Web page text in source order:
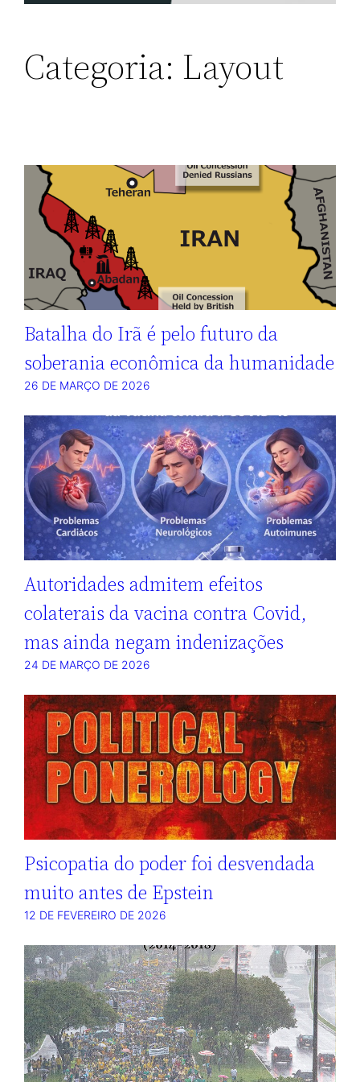
Categoria: Layout
Batalha do Irã é pelo futuro da
soberania econômica da humanidade
26 DE MARÇO DE 2026
Autoridades admitem efeitos
colaterais da vacina contra Covid,
mas ainda negam indenizações
24 DE MARÇO DE 2026
Psicopatia do poder foi desvendada
muito antes de Epstein
12 DE FEVEREIRO DE 2026